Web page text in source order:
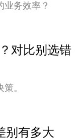
务效率？
对比别选错
。
别有多大